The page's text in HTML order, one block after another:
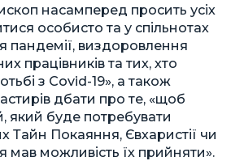
насамперед просить усіх
особисто та у спільнотах
пандемії, виздоровлення
працівників та тих, хто
з Covid-19», а також
дбати про те, «щоб
який буде потребувати
Тайн Покаяння, Євхаристії чи
мав можливість їх прийняти».